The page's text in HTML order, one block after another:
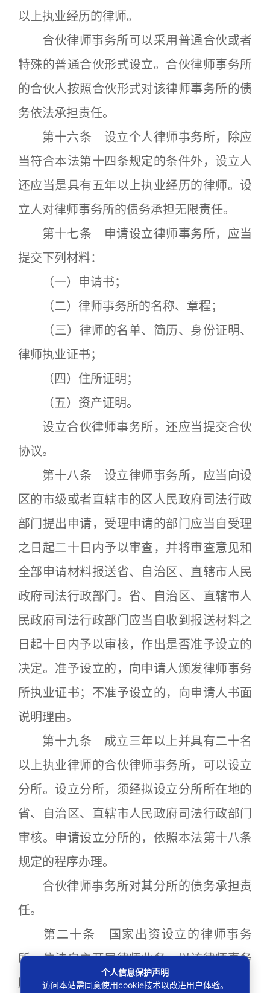
以上执业经历的律师。
合伙律师事务所可以采用普通合伙或者
特殊的普通合伙形式设立。合伙律师事务所
的合伙人按照合伙形式对该律师事务所的债
务依法承担责任。
第十六条 设立个人律师事务所，除应
当符合本法第十四条规定的条件外，设立人
还应当是具有五年以上执业经历的律师。设
立人对律师事务所的债务承担无限责任。
第十七条 申请设立律师事务所，应当
提交下列材料：
（一）申请书；
（二）律师事务所的名称、章程；
（三）律师的名单、简历、身份证明、
律师执业证书；
（四）住所证明；
（五）资产证明。
设立合伙律师事务所，还应当提交合伙
协议。
第十八条 设立律师事务所，应当向设
区的市级或者直辖市的区人民政府司法行政
部门提出申请，受理申请的部门应当自受理
之日起二十日内予以审查，并将审查意见和
全部申请材料报送省、自治区、直辖市人民
政府司法行政部门。省、自治区、直辖市人
民政府司法行政部门应当自收到报送材料之
日起十日内予以审核，作出是否准予设立的
决定。准予设立的，向申请人颁发律师事务
所执业证书；不准予设立的，向申请人书面
说明理由。
第十九条 成立三年以上并具有二十名
以上执业律师的合伙律师事务所，可以设立
分所。设立分所，须经拟设立分所所在地的
省、自治区、直辖市人民政府司法行政部门
审核。申请设立分所的，依照本法第十八条
规定的程序办理。
合伙律师事务所对其分所的债务承担责
任。
第二十条 国家出资设立的律师事务
所，依法自主开展律师业务，以该律师事务
所的全部资产对其债务承担责任。
个人信息保护声明
访问本站需同意使用cookie技术以改进用户体验。